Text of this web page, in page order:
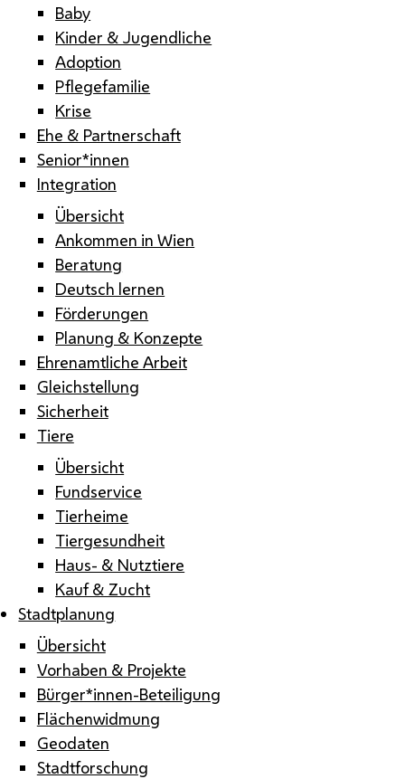
Baby
Kinder & Jugendliche
Adoption
Pflegefamilie
Krise
Ehe & Partnerschaft
Senior*innen
Integration
Übersicht
Ankommen in Wien
Beratung
Deutsch lernen
Förderungen
Planung & Konzepte
Ehrenamtliche Arbeit
Gleichstellung
Sicherheit
Tiere
Übersicht
Fundservice
Tierheime
Tiergesundheit
Haus- & Nutztiere
Kauf & Zucht
Stadtplanung
Übersicht
Vorhaben & Projekte
Bürger*innen-Beteiligung
Flächenwidmung
Geodaten
Stadtforschung